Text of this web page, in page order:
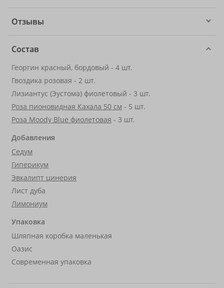
Отзывы
Состав
Георгин красный, бордовый - 4 шт.
Гвоздика розовая - 2 шт.
Лизиантус (Эустома) фиолетовый - 3 шт.
Роза пионовидная Кахала 50 см - 5 шт.
Роза Moody Blue фиолетовая - 3 шт.
Добавления
Седум
Гиперикум
Эвкалипт цинерия
Лист дуба
Лимониум
Упаковка
Шляпная коробка маленькая
Оазис
Современная упаковка